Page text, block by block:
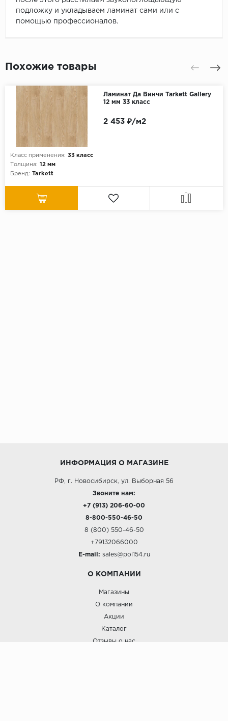
подложку и укладываем ламинат сами или с
помощью профессионалов.
Похожие товары
Ламинат Да Винчи Tarkett Gallery
12 мм 33 класс
Класс применения: 33 класс
Толщина: 12 мм
Бренд: Tarkett
2 453 ₽/м2
ИНФОРМАЦИЯ О МАГАЗИНЕ
РФ, г. Новосибирск, ул. Выборная 56
Звоните нам:
+7 (913) 206-60-00
8-800-550-46-50
8 (800) 550-46-50
+79132066000
E-mail: sales@pol154.ru
О КОМПАНИИ
Магазины
О компании
Акции
Каталог
Отзывы о нас